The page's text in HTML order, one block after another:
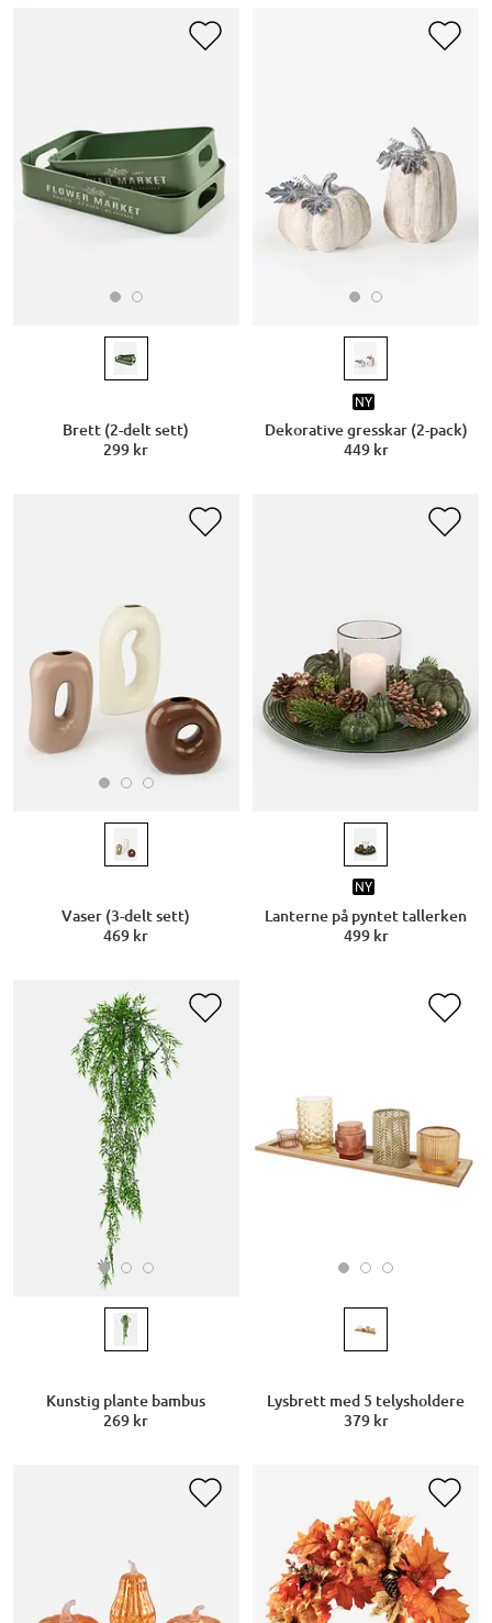
Brett (2-delt sett)
299 kr
NY
Dekorative gresskar (2-pack)
449 kr
Vaser (3-delt sett)
469 kr
NY
Lanterne på pyntet tallerken
499 kr
Kunstig plante bambus
269 kr
Lysbrett med 5 telysholdere
379 kr